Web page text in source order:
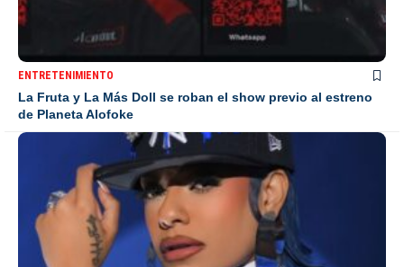
ENTRETENIMIENTO
La Fruta y La Más Doll se roban el show previo al estreno
de Planeta Alofoke